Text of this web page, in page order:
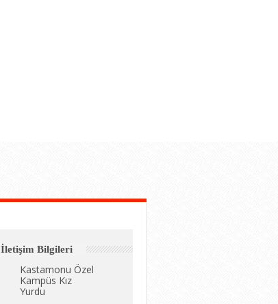
İletişim Bilgileri
Kastamonu Özel
Kampüs Kız
Yurdu